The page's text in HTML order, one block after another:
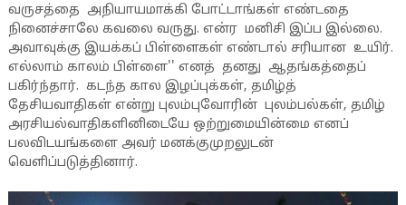
வருசத்தை அநியாயமாக்கி போட்டாங்கள் எண்டதை
நினைச்சாலே கவலை வருது. என்ர மனிசி இப்ப இல்லை.
அவாவுக்கு இயக்கப் பிள்ளைகள் எண்டால் சரியான உயிர்.
எல்லாம் காலம் பிள்ளை'' எனத் தனது ஆதங்கத்தைப்
பகிர்ந்தார். கடந்த கால இழப்புக்கள், தமிழ்த்
தேசியவாதிகள் என்று புலம்புவோரின் புலம்பல்கள், தமிழ்
அரசியல்வாதிகளினிடையே ஒற்றுமையின்மை எனப்
பலவிடயங்களை அவர் மனக்குமுறலுடன்
வெளிப்படுத்தினார்.